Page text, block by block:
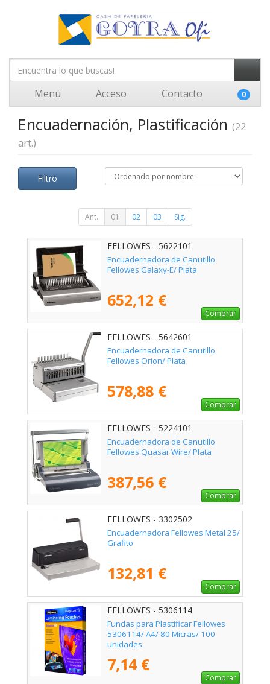
Menú Acceso Contacto 0
Encuadernación, Plastificación (22
art.)
Filtro
Ant. 01 02 03 Sig.
FELLOWES - 5622101
Encuadernadora de Canutillo
Fellowes Galaxy-E/ Plata
652,12 €
Comprar
FELLOWES - 5642601
Encuadernadora de Canutillo
Fellowes Orion/ Plata
578,88 €
Comprar
FELLOWES - 5224101
Encuadernadora de Canutillo
Fellowes Quasar Wire/ Plata
387,56 €
Comprar
FELLOWES - 3302502
Encuadernadora Fellowes Metal 25/
Grafito
132,81 €
Comprar
FELLOWES - 5306114
Fundas para Plastificar Fellowes
5306114/ A4/ 80 Micras/ 100
unidades
7,14 €
Comprar